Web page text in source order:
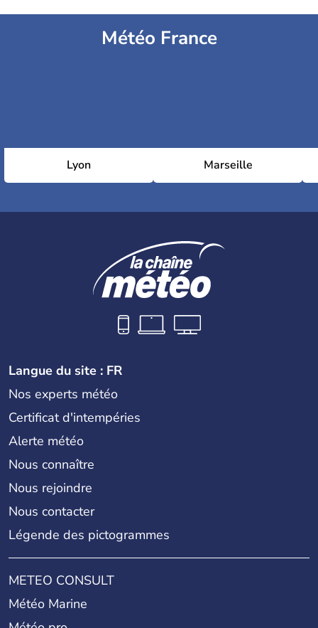
Météo France
Lyon Marseille
Langue du site : FR
Nos experts météo
Certificat d'intempéries
Alerte météo
Nous connaître
Nous rejoindre
Nous contacter
Légende des pictogrammes
METEO CONSULT
Météo Marine